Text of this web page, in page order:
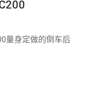
量身定做的倒车后